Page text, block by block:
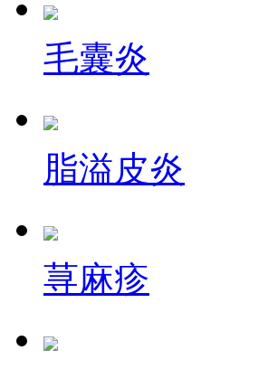
毛囊炎
脂溢皮炎
荨麻疹